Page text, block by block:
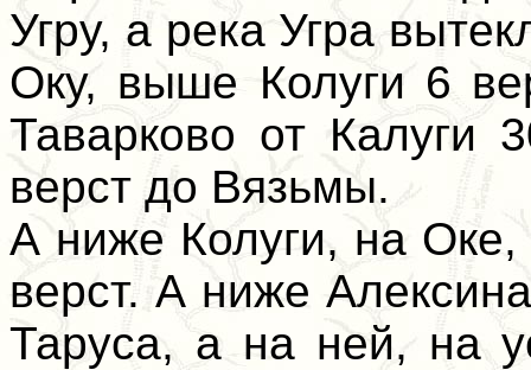
Угру, а река Угра
Оку, выше Колуги 6
Таварково от Калуги
верст до Вязьмы.
А ниже Колуги, на Оке,
верст. А ниже
Таруса, а на ней, на